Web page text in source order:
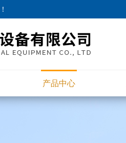
！
产品中心